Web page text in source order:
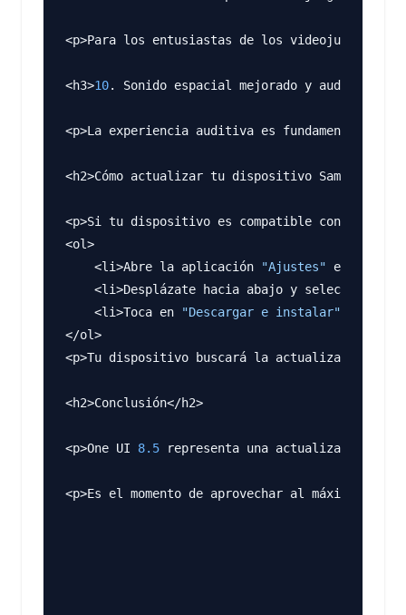
<p>Para los entusiastas de los videojuegos
<h3>10. Sonido espacial mejorado y audio
<p>La experiencia auditiva es fundamental.
<h2>Cómo actualizar tu dispositivo Samsung a
<p>Si tu dispositivo es compatible con One UI
<ol>
    <li>Abre la aplicación
"Ajustes" en tu
    <li>Desplázate hacia abajo y selecciona
    <li>Toca en
"Descargar e instalar"
</ol>
<p>Tu dispositivo buscará la actualización.
<h2>Conclusión</h2>
<p>One UI 8.5 representa una actualización
<p>Es el momento de aprovechar al máximo tu